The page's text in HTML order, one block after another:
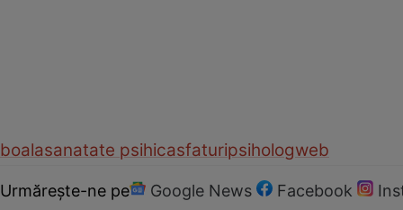
boalasanatate psihicasfaturipsihologweb
Urmărește-ne pe Google News Facebook